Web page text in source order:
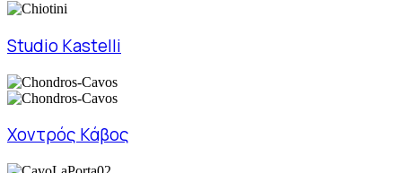
Studio Kastelli
Χοντρός Κάβος